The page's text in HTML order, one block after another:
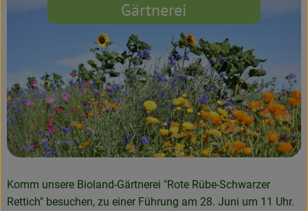
Gärtnerei
Komm unsere Bioland-Gärtnerei "Rote Rübe-Schwarzer
Rettich" besuchen, zu einer Führung am 28. Juni um 11 Uhr.